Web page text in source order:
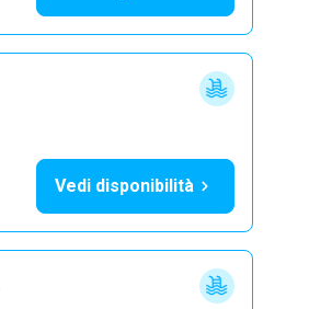
Vedi disponibilità